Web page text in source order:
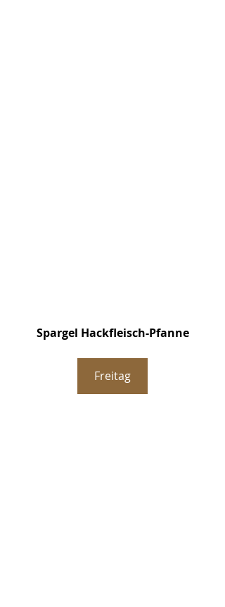
Spargel Hackfleisch-Pfanne
Freitag